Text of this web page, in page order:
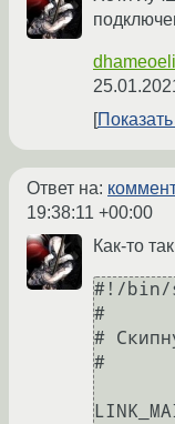
Показать
Ответ на:
19:38:11 +00:00
Как-то
#!/bin/
#
#
#